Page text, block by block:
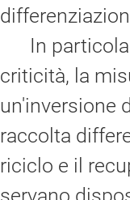
In
criticità, la
un'inversione
raccolta
riciclo e il